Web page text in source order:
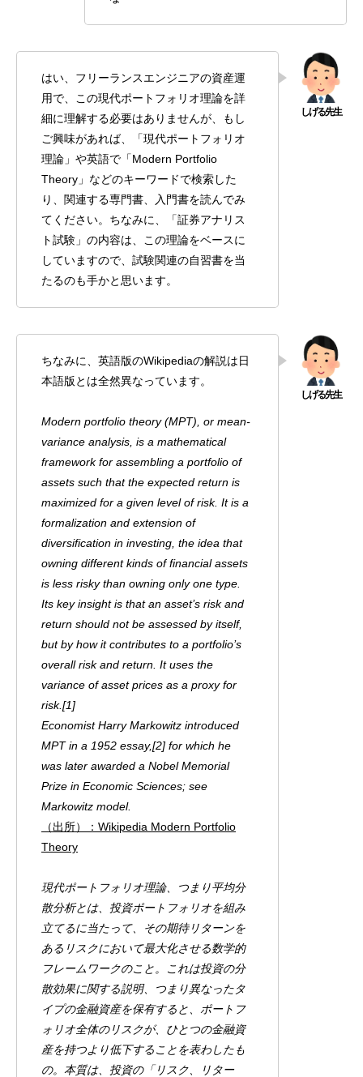
はい、フリーランスエンジニアの資産運
用で、この現代ポートフォリオ理論を詳
細に理解する必要はありませんが、もし
ご興味があれば、「現代ポートフォリオ
理論」や英語で「Modern Portfolio
Theory」などのキーワードで検索した
り、関連する専門書、入門書を読んでみ
てください。ちなみに、「証券アナリス
ト試験」の内容は、この理論をベースに
していますので、試験関連の自習書を当
たるのも手かと思います。
ちなみに、英語版のWikipediaの解説は日
本語版とは全然異なっています。
Modern portfolio theory (MPT), or mean-
variance analysis, is a mathematical
framework for assembling a portfolio of
assets such that the expected return is
maximized for a given level of risk. It is a
formalization and extension of
diversification in investing, the idea that
owning different kinds of financial assets
is less risky than owning only one type.
Its key insight is that an asset’s risk and
return should not be assessed by itself,
but by how it contributes to a portfolio’s
overall risk and return. It uses the
variance of asset prices as a proxy for
risk.[1]
Economist Harry Markowitz introduced
MPT in a 1952 essay,[2] for which he
was later awarded a Nobel Memorial
Prize in Economic Sciences; see
Markowitz model.
（出所）：Wikipedia Modern Portfolio
Theory
現代ポートフォリオ理論、つまり平均分
散分析とは、投資ポートフォリオを組み
立てるに当たって、その期待リターンを
あるリスクにおいて最大化させる数学的
フレームワークのこと。これは投資の分
散効果に関する説明、つまり異なったタ
イプの金融資産を保有すると、ポートフ
ォリオ全体のリスクが、ひとつの金融資
産を持つより低下することを表わしたも
の。本質は、投資の「リスク、リター